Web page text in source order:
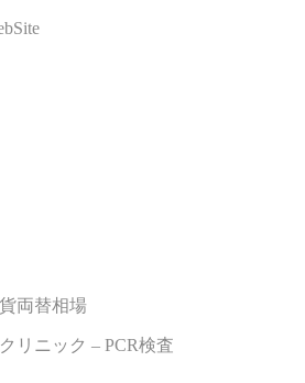
両替相場
リニック – PCR検査